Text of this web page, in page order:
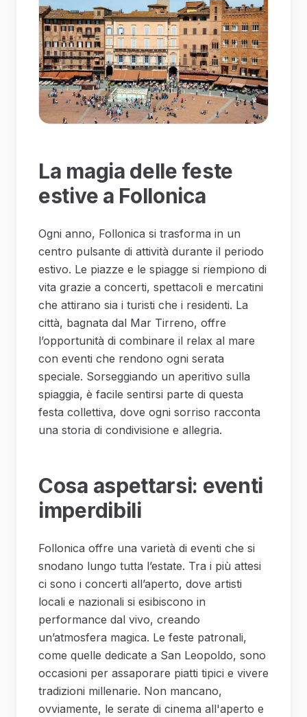
La magia delle feste
estive a Follonica
Ogni anno, Follonica si trasforma in un
centro pulsante di attività durante il periodo
estivo. Le piazze e le spiagge si riempiono di
vita grazie a concerti, spettacoli e mercatini
che attirano sia i turisti che i residenti. La
città, bagnata dal Mar Tirreno, offre
l’opportunità di combinare il relax al mare
con eventi che rendono ogni serata
speciale. Sorseggiando un aperitivo sulla
spiaggia, è facile sentirsi parte di questa
festa collettiva, dove ogni sorriso racconta
una storia di condivisione e allegria.
Cosa aspettarsi: eventi
imperdibili
Follonica offre una varietà di eventi che si
snodano lungo tutta l’estate. Tra i più attesi
ci sono i concerti all’aperto, dove artisti
locali e nazionali si esibiscono in
performance dal vivo, creando
un’atmosfera magica. Le feste patronali,
come quelle dedicate a San Leopoldo, sono
occasioni per assaporare piatti tipici e vivere
tradizioni millenarie. Non mancano,
ovviamente, le serate di cinema all'aperto e